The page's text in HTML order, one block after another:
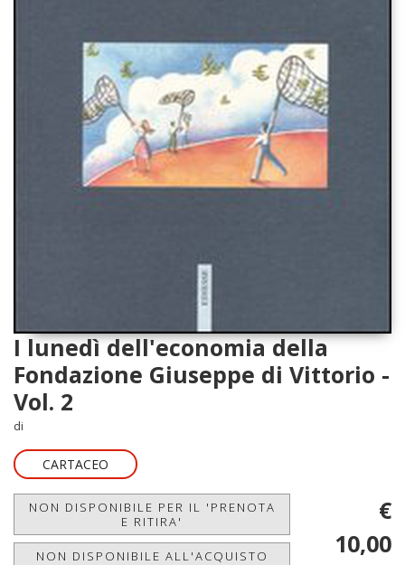
I lunedì dell'economia della
Fondazione Giuseppe di Vittorio -
Vol. 2
di
CARTACEO
NON DISPONIBILE PER IL 'PRENOTA
E RITIRA'
NON DISPONIBILE ALL'ACQUISTO
€
10,00